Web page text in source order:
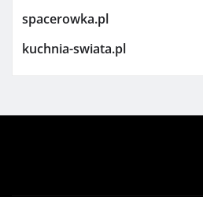
spacerowka.pl
kuchnia-swiata.pl